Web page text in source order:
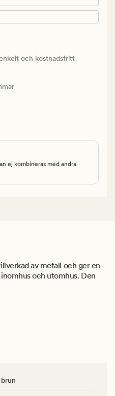
och kostnadsfritt
ej kombineras med andra
av metall och ger en
och utomhus. Den
brun